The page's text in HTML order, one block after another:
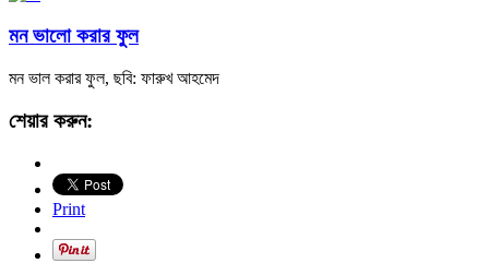
মন ভালো করার ফুল
মন ভাল করার ফুল, ছবি: ফারুখ আহমেদ
শেয়ার করুন:
Print